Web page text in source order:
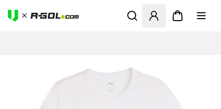
Megnyit egy modált a